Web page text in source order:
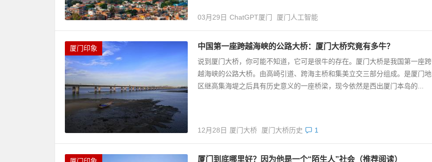
03月29日 ChatGPT厦门 厦门人工智能
厦门印象 中国第一座跨越海峡的公路大桥：厦门大桥究竟有多牛？
说到厦门大桥，你可能不知道，它可是很牛的存在。厦门大桥是我国第一座跨
越海峡的公路大桥。由高崎引道、跨海主桥和集美立交三部分组成。是厦门地
区继高集海堤之后具有历史意义的一座桥梁，现今依然是西出厦门本岛的...
12月28日 厦门大桥 厦门大桥历史 1
厦门到底哪里好？因为他是一个“陌生人”社会（推荐阅读）